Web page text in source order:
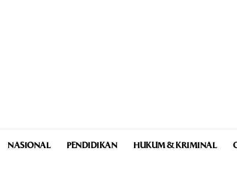
NASIONAL PENDIDIKAN HUKUM & KRIMINAL